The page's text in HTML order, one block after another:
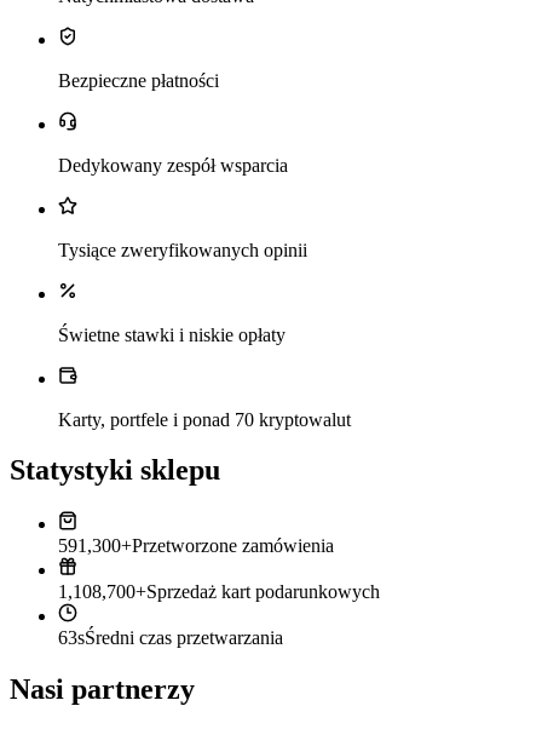
Bezpieczne płatności
Dedykowany zespół wsparcia
Tysiące zweryfikowanych opinii
Świetne stawki i niskie opłaty
Karty, portfele i ponad 70 kryptowalut
Statystyki sklepu
591,300+Przetworzone zamówienia
1,108,700+Sprzedaż kart podarunkowych
63sŚredni czas przetwarzania
Nasi partnerzy